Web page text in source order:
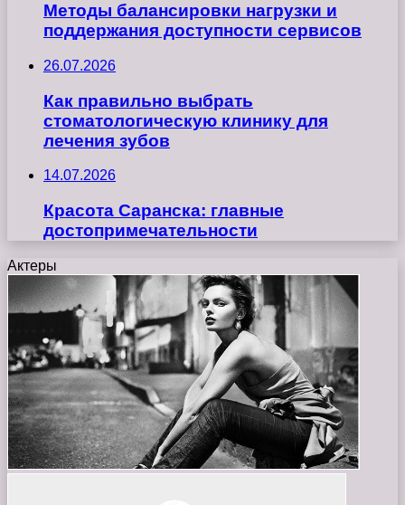
Методы балансировки нагрузки и
поддержания доступности сервисов
26.07.2026
Как правильно выбрать
стоматологическую клинику для
лечения зубов
14.07.2026
Красота Саранска: главные
достопримечательности
Актеры